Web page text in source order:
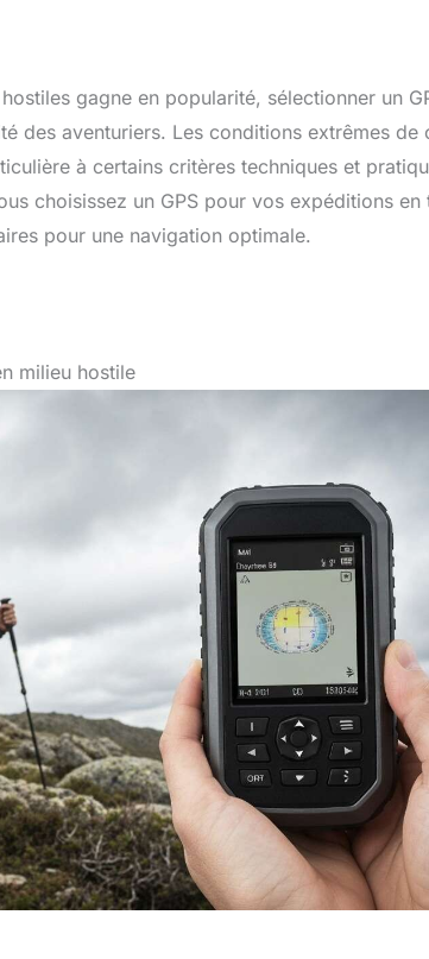
gagne en popularité, sélectionner un
des aventuriers. Les conditions extrêmes de
à certains critères techniques et
choisissez un GPS pour vos expéditions en
pour une navigation optimale.
milieu hostile